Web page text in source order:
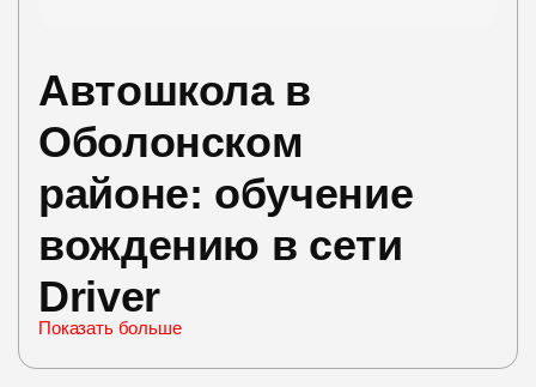
Автошкола в
Оболонском
районе: обучение
вождению в сети
Driver
Ищете современные курсы вождения на
Показать больше